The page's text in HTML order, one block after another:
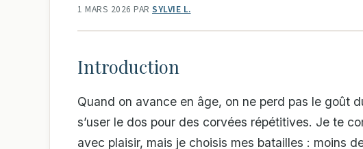
1 MARS 2026 PAR SYLVIE L.
Introduction
Quand on avance en âge, on ne perd pas le goût
s’user le dos pour des corvées répétitives. Je te
avec plaisir, mais je choisis mes batailles : moins